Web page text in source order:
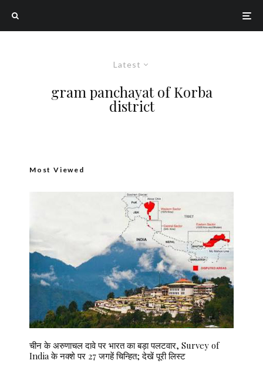
Latest
gram panchayat of Korba
district
Most Viewed
चीन के अरुणाचल दावे पर भारत का बड़ा पलटवार, Survey of
India के नक्शे पर 27 जगहें चिन्हित; देखें पूरी लिस्ट